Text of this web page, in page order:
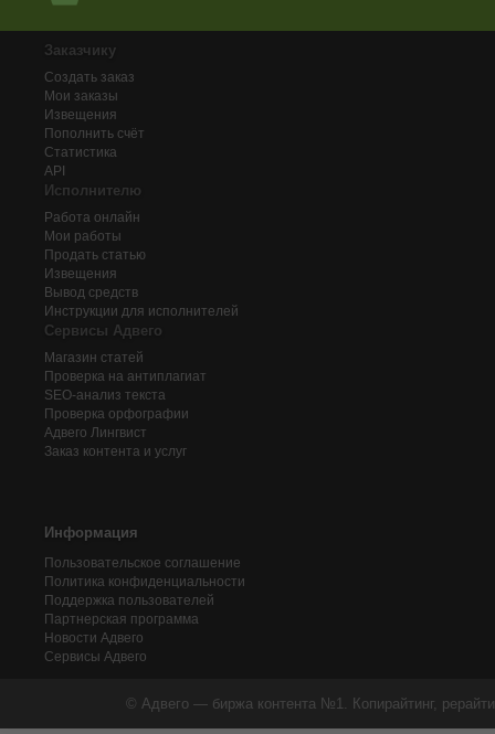
Заказчику
Создать заказ
Мои заказы
Извещения
Пополнить счёт
Статистика
API
Исполнителю
Работа онлайн
Мои работы
Продать статью
Извещения
Вывод средств
Инструкции для исполнителей
Сервисы Адвего
Магазин статей
Проверка на антиплагиат
SEO-анализ текста
Проверка орфографии
Адвего Лингвист
Заказ контента и услуг
Информация
Пользовательское соглашение
Политика конфиденциальности
Поддержка пользователей
Партнерская программа
Новости Адвего
Сервисы Адвего
© Адвего — биржа контента №1. Копирайтинг,